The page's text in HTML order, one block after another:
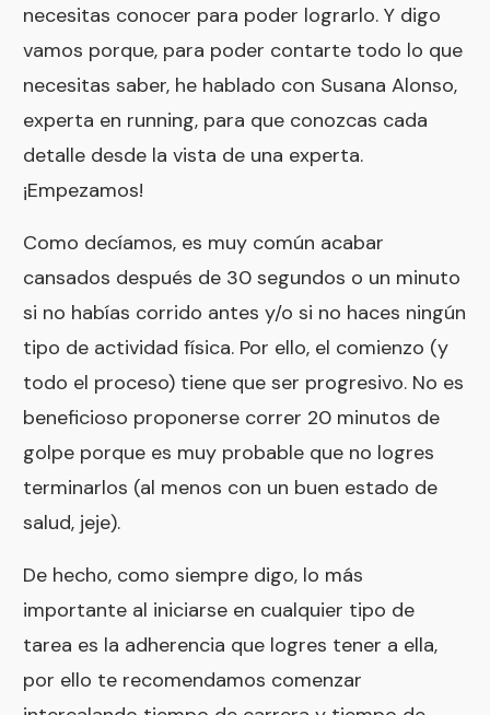
necesitas conocer para poder lograrlo. Y digo
vamos porque, para poder contarte todo lo que
necesitas saber, he hablado con Susana Alonso,
experta en running, para que conozcas cada
detalle desde la vista de una experta.
¡Empezamos!
Como decíamos, es muy común acabar
cansados después de 30 segundos o un minuto
si no habías corrido antes y/o si no haces ningún
tipo de actividad física. Por ello, el comienzo (y
todo el proceso) tiene que ser progresivo. No es
beneficioso proponerse correr 20 minutos de
golpe porque es muy probable que no logres
terminarlos (al menos con un buen estado de
salud, jeje).
De hecho, como siempre digo, lo más
importante al iniciarse en cualquier tipo de
tarea es la adherencia que logres tener a ella,
por ello te recomendamos comenzar